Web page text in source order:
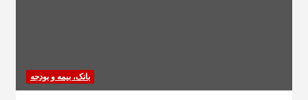
بانک، بیمه و بودجه